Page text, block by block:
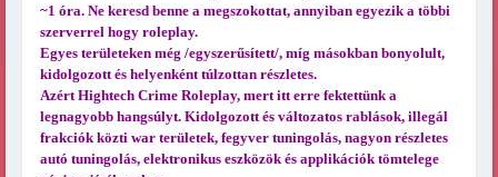
~1 óra. Ne keresd benne a megszokottat, annyiban egyezik a többi
szerverrel hogy roleplay.
Egyes területeken még /egyszerűsített/, míg másokban bonyolult,
kidolgozott és helyenként túlzottan részletes.
Azért Hightech Crime Roleplay, mert itt erre fektettünk a
legnagyobb hangsúlyt. Kidolgozott és változatos rablások, illegál
frakciók közti war területek, fegyver tuningolás, nagyon részletes
autó tuningolás, elektronikus eszközök és applikációk tömtelege